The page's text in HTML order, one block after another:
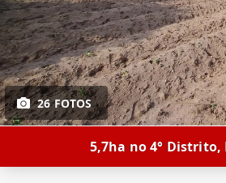
26 FOTOS
5,7ha no 4°